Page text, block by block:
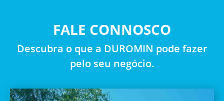
FALE CONNOSCO
Descubra o que a DUROMIN pode fazer
pelo seu negócio.